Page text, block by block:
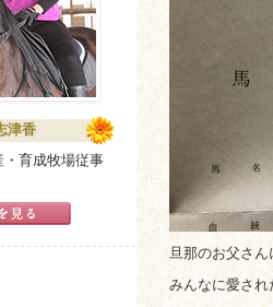
旦那のお父さ
みんなに愛さ
津香
・育成牧場従事